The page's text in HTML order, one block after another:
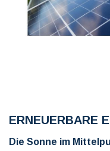
ERNEUERBARE
Die Sonne im